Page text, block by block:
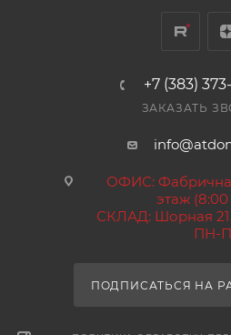
+7 (383)
ЗАКАЗАТЬ
ОФИС:
этаж (8:00
СКЛАД: Шорная 21
ПН-
ПОДПИСАТЬСЯ НА